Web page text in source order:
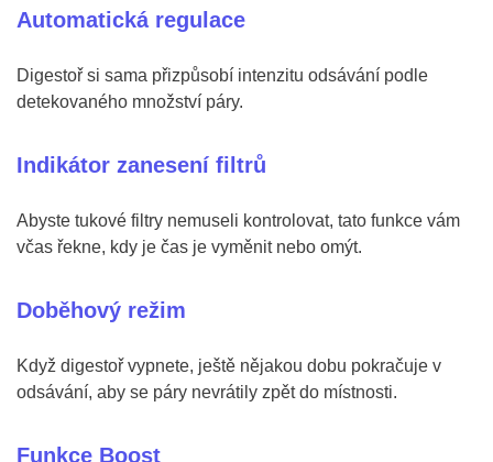
Automatická regulace
Digestoř si sama přizpůsobí intenzitu odsávání podle
detekovaného množství páry.
Indikátor zanesení filtrů
Abyste tukové filtry nemuseli kontrolovat, tato funkce vám
včas řekne, kdy je čas je vyměnit nebo omýt.
Doběhový režim
Když digestoř vypnete, ještě nějakou dobu pokračuje v
odsávání, aby se páry nevrátily zpět do místnosti.
Funkce Boost